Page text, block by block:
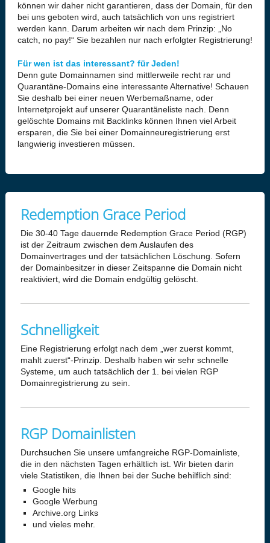
können wir daher nicht garantieren, dass der Domain, für den
bei uns geboten wird, auch tatsächlich von uns registriert
werden kann. Darum arbeiten wir nach dem Prinzip: „No
catch, no pay!“ Sie bezahlen nur nach erfolgter Registrierung!
Für wen ist das interessant? für Jeden!
Denn gute Domainnamen sind mittlerweile recht rar und
Quarantäne-Domains eine interessante Alternative! Schauen
Sie deshalb bei einer neuen Werbemaßname, oder
Internetprojekt auf unserer Quarantäneliste nach. Denn
gelöschte Domains mit Backlinks können Ihnen viel Arbeit
ersparen, die Sie bei einer Domainneuregistrierung erst
langwierig investieren müssen.
Redemption Grace Period
Die 30-40 Tage dauernde Redemption Grace Period (RGP)
ist der Zeitraum zwischen dem Auslaufen des
Domainvertrages und der tatsächlichen Löschung. Sofern
der Domainbesitzer in dieser Zeitspanne die Domain nicht
reaktiviert, wird die Domain endgültig gelöscht.
Schnelligkeit
Eine Registrierung erfolgt nach dem „wer zuerst kommt,
mahlt zuerst“-Prinzip. Deshalb haben wir sehr schnelle
Systeme, um auch tatsächlich der 1. bei vielen RGP
Domainregistrierung zu sein.
RGP Domainlisten
Durchsuchen Sie unsere umfangreiche RGP-Domainliste,
die in den nächsten Tagen erhältlich ist. Wir bieten darin
viele Statistiken, die Ihnen bei der Suche behilflich sind:
Google hits
Google Werbung
Archive.org Links
und vieles mehr.